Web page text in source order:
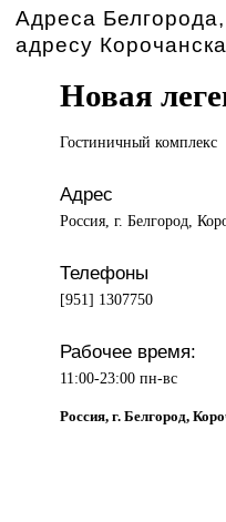
Адреса
адресу
Новая
Гостиничный комплекс
Адрес
Россия, г. Белгород,
Телефоны
[951] 1307750
Рабочее время:
11:00-23:00 пн-вс
Россия, г. Белгород,